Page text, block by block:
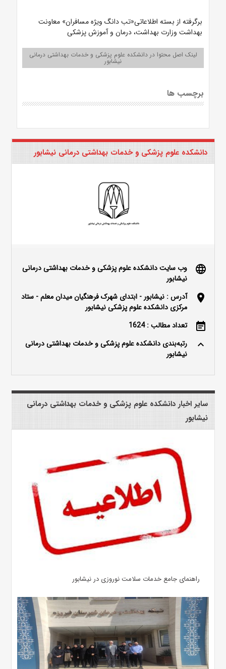
برگرفته از بسته اطلاعاتی«تب دانگ ویژه مسافران» معاونت
بهداشت وزارت بهداشت، درمان و آموزش پزشکی
لینک اصل محتوا در دانشکده علوم پزشکی و خدمات بهداشتی درمانی
نیشابور
برچسب ها
دانشکده علوم پزشکی و خدمات بهداشتی درمانی نیشابور
language
وب سایت دانشکده علوم پزشکی و خدمات بهداشتی درمانی
نیشابور
location_on
آدرس : نیشابور - ابتدای شهرک فرهنگیان میدان معلم - ستاد
مرکزی دانشکده علوم پزشکی نیشابور
event_note تعداد مطالب : 1624
keyboard_arrow_up
رتبه‌بندی دانشکده علوم پزشکی و خدمات بهداشتی درمانی
نیشابور
سایر اخبار دانشکده علوم پزشکی و خدمات بهداشتی درمانی
نیشابور
راهنمای جامع خدمات سلامت نوروزی در نیشابور